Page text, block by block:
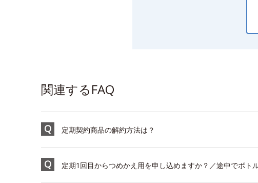
関連するFAQ
定期契約商品の解約方法は？
定期1回目からつめかえ用を申し込めますか？／途中でボト